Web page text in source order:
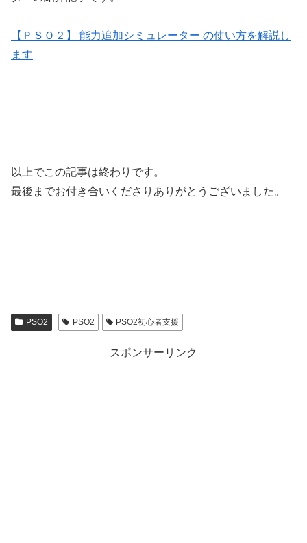
【ＰＳＯ２】 能力追加シミュレーター の使い方を解説し
ます
以上でこの記事は終わりです。
最後までお付き合いくださりありがとうございました。
PSO2 PSO2 PSO2初心者支援
スポンサーリンク